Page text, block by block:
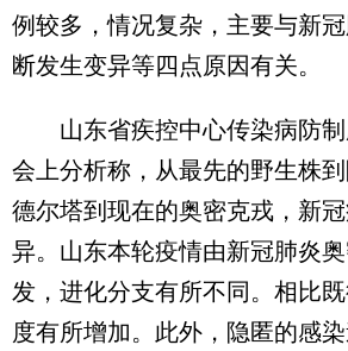
例较多，情况复杂，主要与新
断发生变异等四点原因有关。
山东省疾控中心传染病防制
会上分析称，从最先的野生株到
德尔塔到现在的奥密克戎，新
异。山东本轮疫情由新冠肺炎奥
发，进化分支有所不同。相比
度有所增加。此外，隐匿的感